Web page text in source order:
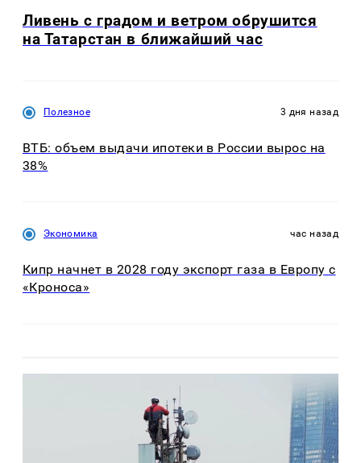
Ливень с градом и ветром обрушится
на Татарстан в ближайший час
Полезное 3 дня назад
ВТБ: объем выдачи ипотеки в России вырос на
38%
Экономика час назад
Кипр начнет в 2028 году экспорт газа в Европу с
«Кроноса»